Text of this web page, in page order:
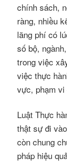
chính sách,
ràng, nhiều
lãng phí có
số bộ,
trong việc
việc thực
vực, phạm
Luật Thực
thật sự đi
còn chung
pháp hiệu